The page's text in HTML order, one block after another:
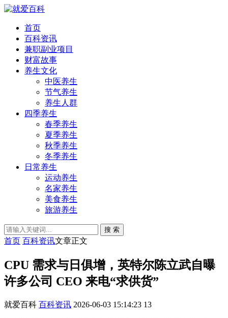
首页
百科资讯
兼职副业项目
财富故事
养生文化
中医养生
节气养生
养生人群
四季养生
春季养生
夏季养生
秋季养生
冬季养生
日常养生
运动养生
名家养生
美食养生
旅游养生
搜 索
首页 百科资讯文章正文
CPU 需求与日俱增，英特尔陈立武自曝
许多公司 CEO 来电“求供货”
就爱百科 百科资讯 2026-06-03 15:14:23 13